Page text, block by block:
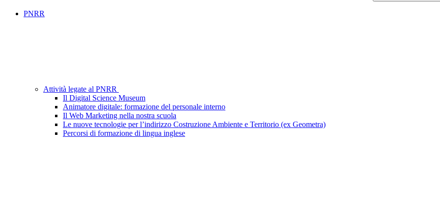
PNRR
Attività legate al PNRR
Il Digital Science Museum
Animatore digitale: formazione del personale interno
Il Web Marketing nella nostra scuola
Le nuove tecnologie per l’indirizzo Costruzione Ambiente e Territorio (ex Geometra)
Percorsi di formazione di lingua inglese